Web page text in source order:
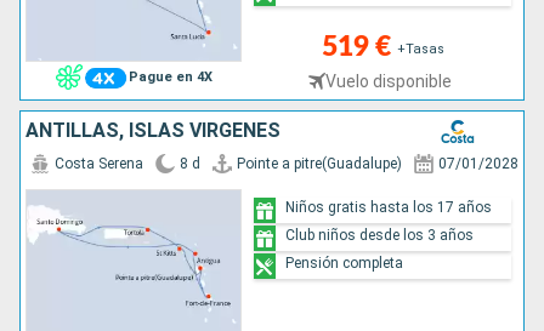
Pague en 4X
519 € +Tasas
Vuelo disponible
ANTILLAS, ISLAS VÍRGENES
Costa Serena 8 d Pointe a pitre(Guadalupe) 07/01/2028
Niños gratis hasta los 17 años
Club niños desde los 3 años
Pensión completa